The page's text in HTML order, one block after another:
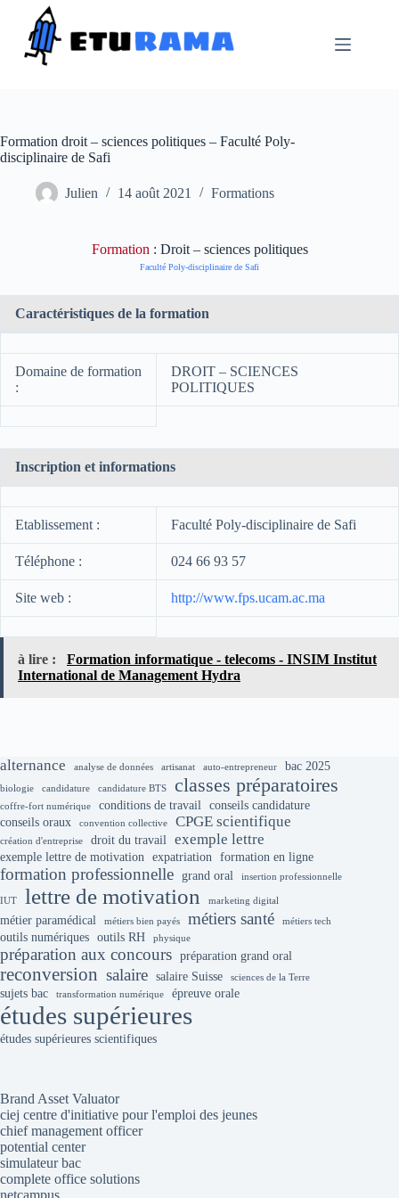
contenu
Formation droit – sciences politiques – Faculté Poly-
disciplinaire de Safi
Julien 14 août 2021 Formations
Formation : Droit – sciences politiques
Faculté Poly-disciplinaire de Safi
Caractéristiques de la formation
Domaine de formation
:
DROIT – SCIENCES
POLITIQUES
Inscription et informations
Etablissement : Faculté Poly-disciplinaire de Safi
Téléphone : 024 66 93 57
Site web : http://www.fps.ucam.ac.ma
à lire :
Formation informatique - telecoms - INSIM Institut
International de Management Hydra
alternance analyse de données artisanat auto-entrepreneur bac 2025
biologie candidature candidature BTS classes préparatoires
coffre-fort numérique conditions de travail conseils candidature
conseils oraux
convention collective CPGE scientifique
création d'entreprise droit du travail exemple lettre
exemple lettre de motivation expatriation formation en ligne
formation professionnelle grand oral insertion professionnelle
IUT lettre de motivation marketing digital
métier paramédical métiers bien payés métiers santé métiers tech
outils numériques outils RH physique
préparation aux concours préparation grand oral
reconversion salaire salaire Suisse sciences de la Terre
sujets bac transformation numérique épreuve orale
études supérieures
études supérieures scientifiques
Brand Asset Valuator
ciej centre d'initiative pour l'emploi des jeunes
chief management officer
potential center
simulateur bac
complete office solutions
netcampus